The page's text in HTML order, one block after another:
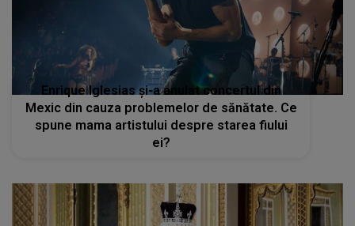
Enrique Iglesias și-a anulat concertul din
Mexic din cauza problemelor de sănătate. Ce
spune mama artistului despre starea fiului
ei?